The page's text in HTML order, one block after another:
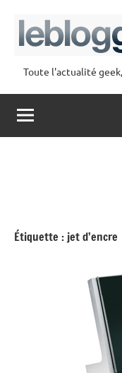
contenu
Toute l'actualité
Étiquette : jet d’encre